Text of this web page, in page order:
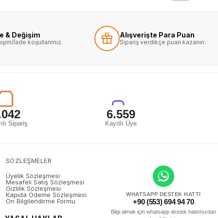
& Değişim
İade koşullarımız.
Alışverişte Para Puan
Sipariş verdikçe puan kazanın.
Sipariş
6.559
Kayıtlı Üye
SÖZLEŞMELER
Üyelik Sözleşmesi
Mesafeli Satış Sözleşmesi
Gizlilik Sözleşmesi
Kapıda Ödeme Sözleşmesi
Ön Bilgilendirme Formu
WHATSAPP DESTEK HATTI
+90 (553) 694 94 70
Bilgi almak için whatsapp destek hattımızdan